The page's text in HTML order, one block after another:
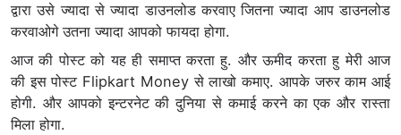
द्वारा उसे ज्यादा से ज्यादा डाउनलोड करवाए जितना ज्यादा आप डाउनलोड
करवाओगे उतना ज्यादा आपको फायदा होगा.
आज की पोस्ट को यह ही समाप्त करता हु. और ऊमीद करता हु मेरी आज
की इस पोस्ट Flipkart Money से लाखो कमाए. आपके जरुर काम आई
होगी. और आपको इन्टरनेट की दुनिया से कमाई करने का एक और रास्ता
मिला होगा.